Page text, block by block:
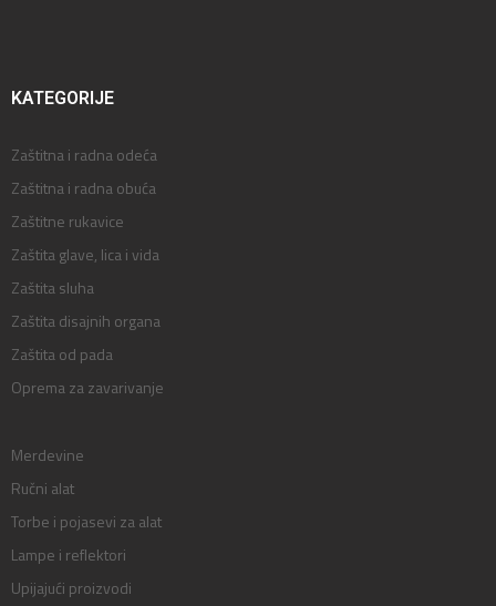
KATEGORIJE
Zaštitna i radna odeća
Zaštitna i radna obuća
Zaštitne rukavice
Zaštita glave, lica i vida
Zaštita sluha
Zaštita disajnih organa
Zaštita od pada
Oprema za zavarivanje
Merdevine
Ručni alat
Torbe i pojasevi za alat
Lampe i reflektori
Upijajući proizvodi